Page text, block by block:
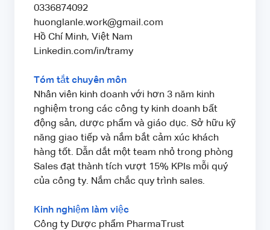
0336874092
huonglanle.work@gmail.com
Hồ Chí Minh, Việt Nam
Linkedin.com/in/tramy
Tóm tắt chuyên môn
Nhân viên kinh doanh với hơn 3 năm kinh
nghiệm trong các công ty kinh doanh bất
động sản, dược phẩm và giáo dục. Sở hữu kỹ
năng giao tiếp và nắm bắt cảm xúc khách
hàng tốt. Dẫn dắt một team nhỏ trong phòng
Sales đạt thành tích vượt 15% KPIs mỗi quý
của công ty. Nắm chắc quy trình sales.
Kinh nghiệm làm việc
Công ty Dược phẩm PharmaTrust